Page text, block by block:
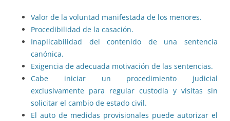
Valor de la voluntad manifestada de los menores.
Procedibilidad de la casación.
Inaplicabilidad del contenido de una sentencia
canónica.
Exigencia de adecuada motivación de las sentencias.
Cabe iniciar un procedimiento judicial
exclusivamente para regular custodia y visitas sin
solicitar el cambio de estado civil.
El auto de medidas provisionales puede autorizar el